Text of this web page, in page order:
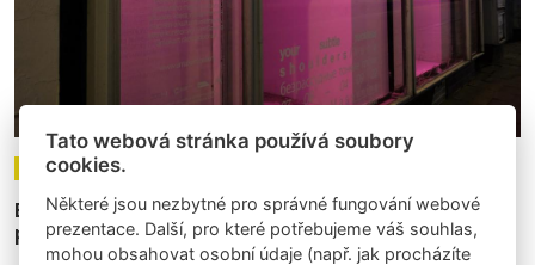
Články 13.09.2022
Experimentálna scéna brnianskych off-space
projektov
Tato webová stránka používá soubory
cookies.
Některé jsou nezbytné pro správné fungování webové
prezentace. Další, pro které potřebujeme váš souhlas,
mohou obsahovat osobní údaje (např. jak procházíte